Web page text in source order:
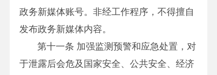
政务新媒体账号。非经工作程序，不得擅自
发布政务新媒体内容。
第十一条 加强监测预警和应急处置，对
于泄露后会危及国家安全、公共安全、经济